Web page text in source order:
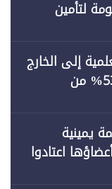
لتأمين
إلى الخارج
حكومية تستحوذ على 53% من
اعتادوا